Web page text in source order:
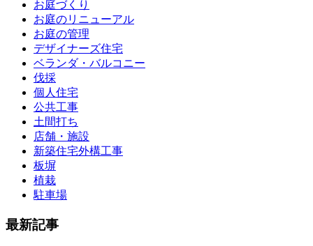
お庭づくり
お庭のリニューアル
お庭の管理
デザイナーズ住宅
ベランダ・バルコニー
伐採
個人住宅
公共工事
土間打ち
店舗・施設
新築住宅外構工事
板塀
植栽
駐車場
最新記事